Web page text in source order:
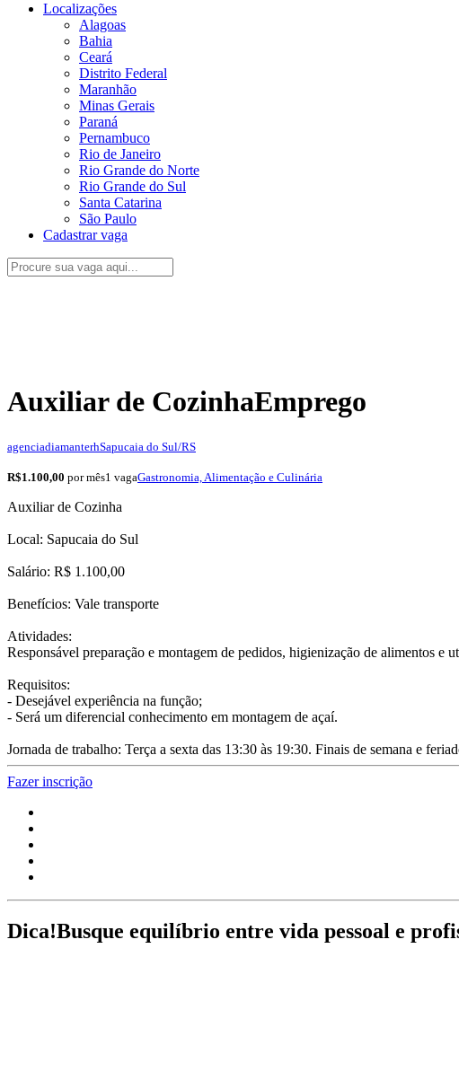
Localizações
Alagoas
Bahia
Ceará
Distrito Federal
Maranhão
Minas Gerais
Paraná
Pernambuco
Rio de Janeiro
Rio Grande do Norte
Rio Grande do Sul
Santa Catarina
São Paulo
Cadastrar vaga
Auxiliar de CozinhaEmprego
agenciadiamanterhSapucaia do Sul/RS
R$1.100,00 por mês1 vagaGastronomia, Alimentação e Culinária
Auxiliar de Cozinha
Local: Sapucaia do Sul
Salário: R$ 1.100,00
Benefícios: Vale transporte
Atividades:
Responsável preparação e montagem de pedidos, higienização de alimentos e
Requisitos:
- Desejável experiência na função;
- Será um diferencial conhecimento em montagem de açaí.
Jornada de trabalho: Terça a sexta das 13:30 às 19:30. Finais de semana e
Fazer inscrição
Dica!Busque equilíbrio entre vida pessoal e